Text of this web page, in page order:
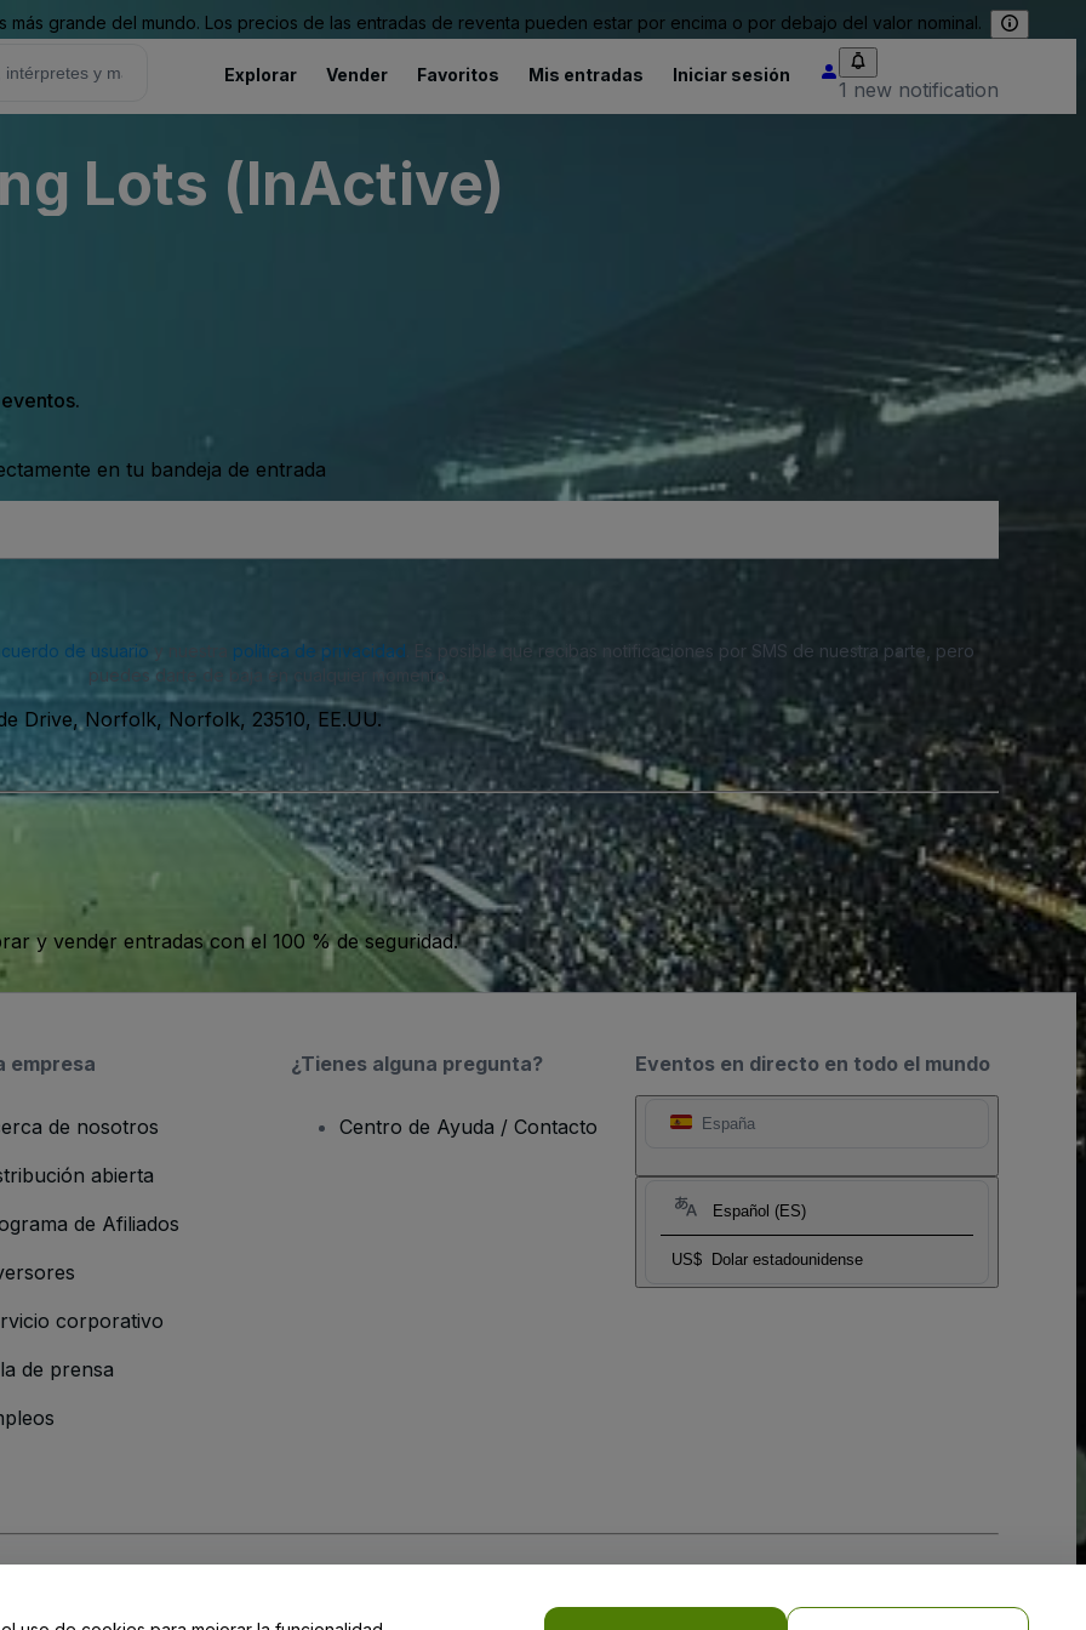
grande del mundo. Los precios de las entradas de reventa pueden estar por encima o por debajo del valor nominal.
Explorar Vender Favoritos Mis entradas Iniciar sesión
1 new notification
Lots (InActive)
en tu bandeja de entrada
de usuario política de privacidad
. Es posible que recibas notificaciones por SMS de nuestra parte, pero
puedes darte de baja en cualquier momento.
Drive, Norfolk, Norfolk, 23510, EE.UU.
y vender entradas con el 100 % de seguridad.
Eventos en directo en todo el mundo
España
Español (ES)
US$ Dolar estadounidense
empresa
de nosotros
abierta
de Afiliados
corporativo
de prensa
¿Tienes alguna pregunta?
Centro de Ayuda / Contacto
y de laPolítica de Privacidad para Móviles